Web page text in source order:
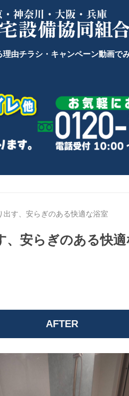
理由チラシ・キャンペーン動画で
出す、安らぎのある快適な浴室
、安らぎのある快適
AFTER